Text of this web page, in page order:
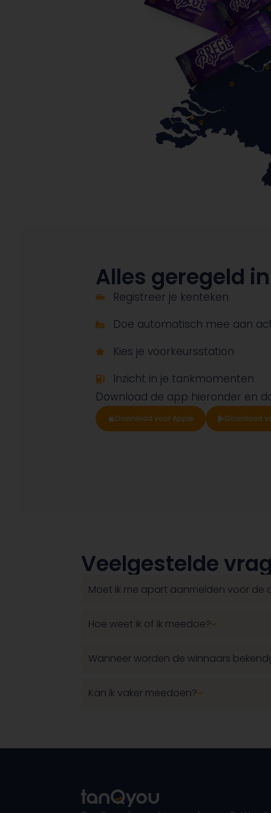
Alles geregeld
Registreer je kenteken
Doe automatisch mee aan
Kies je voorkeursstation
Inzicht in je tankmomenten
Download de app hieronder en
Download voor Apple Download
Veelgestelde
Moet ik me apart aanmelden voor de
Hoe weet ik of ik meedoe?
Wanneer worden de winnaars
Kan ik vaker meedoen?